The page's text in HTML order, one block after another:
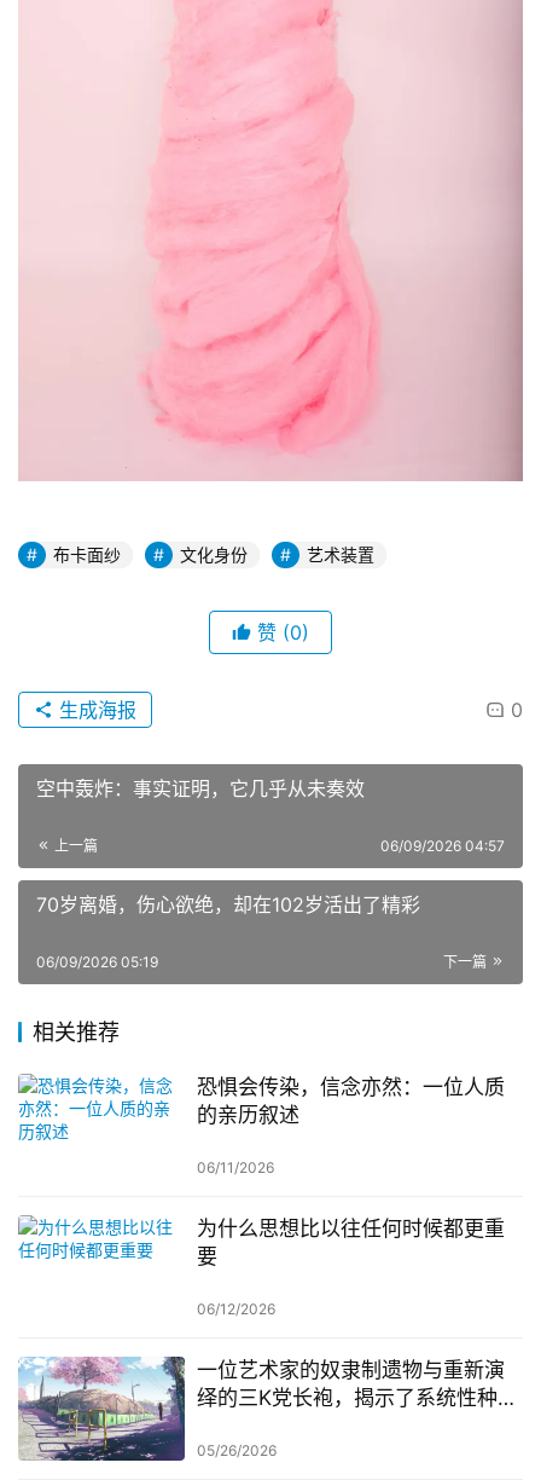
布卡面纱 文化身份 艺术装置
赞 (0)
0
生成海报
空中轰炸：事实证明，它几乎从未奏效
上一篇 06/09/2026 04:57
70岁离婚，伤心欲绝，却在102岁活出了精彩
下一篇
06/09/2026 05:19
相关推荐
恐惧会传染，信念亦然：一位人质
的亲历叙述
06/11/2026
为什么思想比以往任何时候都更重
要
06/12/2026
一位艺术家的奴隶制遗物与重新演
绎的三K党长袍，揭示了系统性种族
05/26/2026